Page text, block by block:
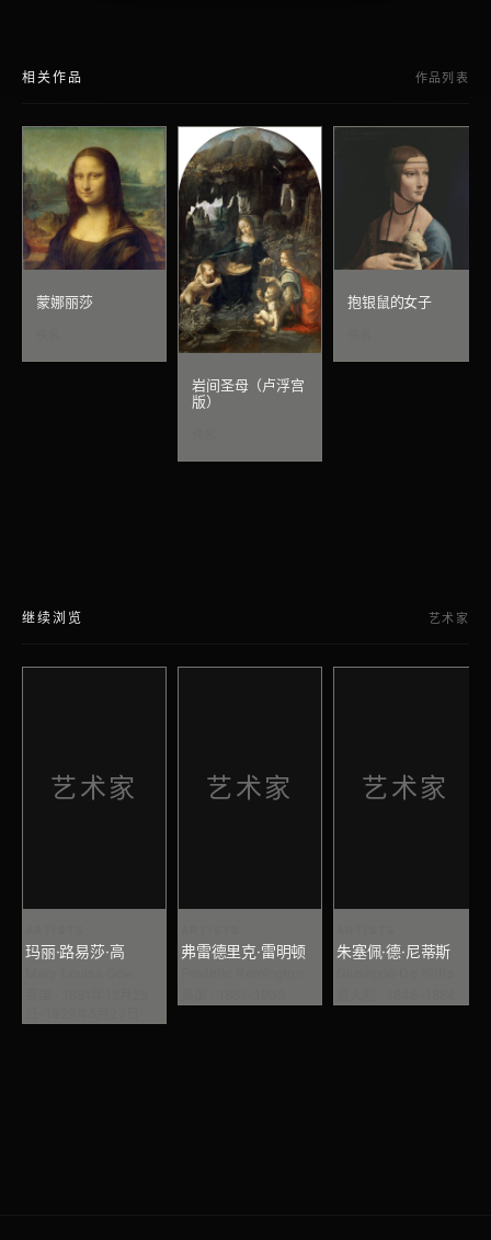
相关作品 作品列表
蒙娜丽莎
岩间圣母（卢浮宫
版）
抱银鼠的女子
继续浏览 艺术家
艺术家
玛丽·路易莎·高
艺术家
弗雷德里克·雷明顿
艺术家
朱塞佩·德·尼蒂斯